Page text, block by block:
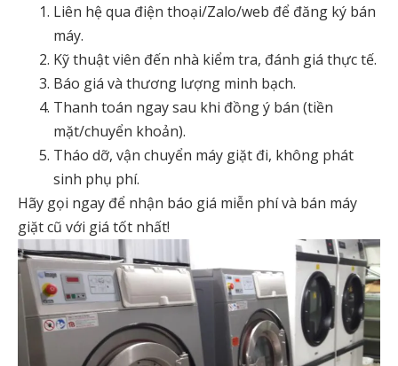
Liên hệ qua điện thoại/Zalo/web để đăng ký bán
máy.
Kỹ thuật viên đến nhà kiểm tra, đánh giá thực tế.
Báo giá và thương lượng minh bạch.
Thanh toán ngay sau khi đồng ý bán (tiền
mặt/chuyển khoản).
Tháo dỡ, vận chuyển máy giặt đi, không phát
sinh phụ phí.
Hãy gọi ngay để nhận báo giá miễn phí và bán máy
giặt cũ với giá tốt nhất!